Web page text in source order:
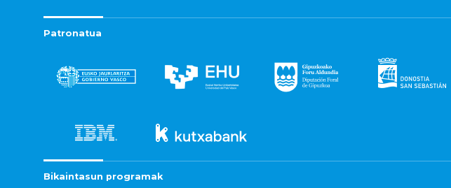
Patronatua
Bikaintasun programak